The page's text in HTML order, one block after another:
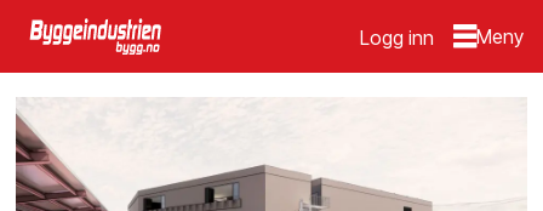
Logg inn